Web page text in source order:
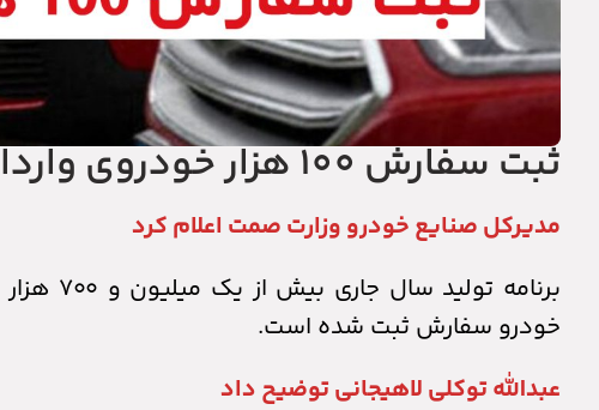
ثبت سفارش 100 هزار خودروی وارداتی
مدیرکل صنایع خودرو وزارت صمت اعلام کرد
خودرو سفارش ثبت شده است.
عبدالله توکلی لاهیجانی توضیح داد